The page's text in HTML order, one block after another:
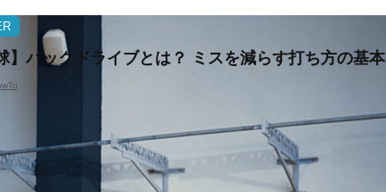
】バックドライブとは？ ミスを減らす打ち方の基本